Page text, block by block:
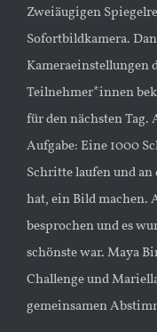
Zweiäugigen
Sofortbildkamera.
Kameraeinstellungen
Teilnehmer*innen
für den nächsten Tag.
Aufgabe: Eine 1000
Schritte laufen und
hat, ein Bild machen.
besprochen und es
schönste war. Maya
Challenge und
gemeinsamen